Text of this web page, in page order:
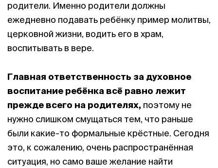
родители. Именно родители должны
ежедневно подавать ребёнку пример молитвы,
церковной жизни, водить его в храм,
воспитывать в вере.
Главная ответственность за духовное
воспитание ребёнка всё равно лежит
прежде всего на родителях, поэтому не
нужно слишком смущаться тем, что раньше
были какие-то формальные крёстные. Сегодня
это, к сожалению, очень распространённая
ситуация, но само ваше желание найти